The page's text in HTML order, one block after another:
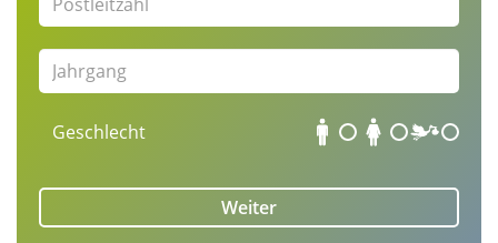
Jahrgang
Geschlecht MännlichWeiblichBaby